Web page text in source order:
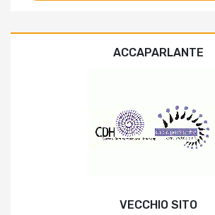
ACCAPARLANTE
VECCHIO SITO